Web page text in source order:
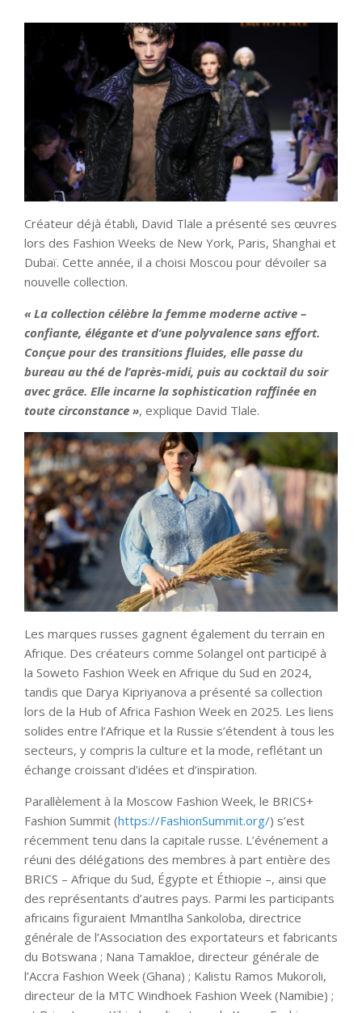
Créateur déjà établi, David Tlale a présenté ses œuvres
lors des Fashion Weeks de New York, Paris, Shanghai et
Dubaï. Cette année, il a choisi Moscou pour dévoiler sa
nouvelle collection.
« La collection célèbre la femme moderne active –
confiante, élégante et d’une polyvalence sans effort.
Conçue pour des transitions fluides, elle passe du
bureau au thé de l’après-midi, puis au cocktail du soir
avec grâce. Elle incarne la sophistication raffinée en
toute circonstance », explique David Tlale.
Les marques russes gagnent également du terrain en
Afrique. Des créateurs comme Solangel ont participé à
la Soweto Fashion Week en Afrique du Sud en 2024,
tandis que Darya Kipriyanova a présenté sa collection
lors de la Hub of Africa Fashion Week en 2025. Les liens
solides entre l’Afrique et la Russie s’étendent à tous les
secteurs, y compris la culture et la mode, reflétant un
échange croissant d’idées et d’inspiration.
Parallèlement à la Moscow Fashion Week, le BRICS+
Fashion Summit (https://FashionSummit.org/) s’est
récemment tenu dans la capitale russe. L’événement a
réuni des délégations des membres à part entière des
BRICS – Afrique du Sud, Égypte et Éthiopie –, ainsi que
des représentants d’autres pays. Parmi les participants
africains figuraient Mmantlha Sankoloba, directrice
générale de l’Association des exportateurs et fabricants
du Botswana ; Nana Tamakloe, directeur générale de
l’Accra Fashion Week (Ghana) ; Kalistu Ramos Mukoroli,
directeur de la MTC Windhoek Fashion Week (Namibie) ;